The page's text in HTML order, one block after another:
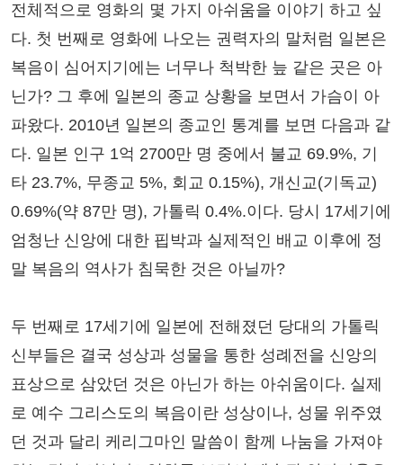
전체적으로 영화의 몇 가지 아쉬움을 이야기 하고 싶
다. 첫 번째로 영화에 나오는 권력자의 말처럼 일본은
복음이 심어지기에는 너무나 척박한 늪 같은 곳은 아
닌가? 그 후에 일본의 종교 상황을 보면서 가슴이 아
파왔다. 2010년 일본의 종교인 통계를 보면 다음과 같
다. 일본 인구 1억 2700만 명 중에서 불교 69.9%, 기
타 23.7%, 무종교 5%, 회교 0.15%), 개신교(기독교)
0.69%(약 87만 명), 가톨릭 0.4%.이다. 당시 17세기에
엄청난 신앙에 대한 핍박과 실제적인 배교 이후에 정
말 복음의 역사가 침묵한 것은 아닐까?
두 번째로 17세기에 일본에 전해졌던 당대의 가톨릭
신부들은 결국 성상과 성물을 통한 성례전을 신앙의
표상으로 삼았던 것은 아닌가 하는 아쉬움이다. 실제
로 예수 그리스도의 복음이란 성상이나, 성물 위주였
던 것과 달리 케리그마인 말씀이 함께 나눔을 가져야